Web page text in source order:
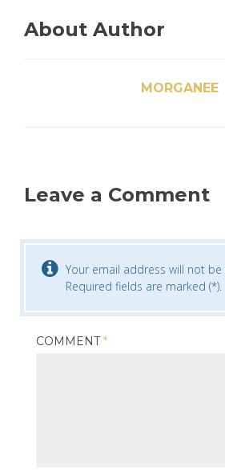
About Author
MORGANEE
Leave a Comment
Your email address will not
Required fields are marked (*).
COMMENT*